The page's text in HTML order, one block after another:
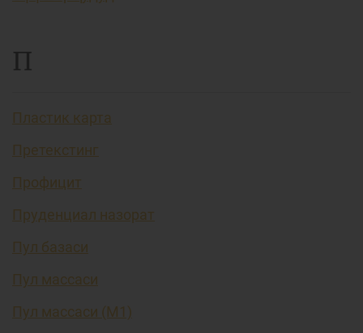
П
Пластик карта
Претекстинг
Профицит
Пруденциал назорат
Пул базаси
Пул массаси
Пул массаси (М1)